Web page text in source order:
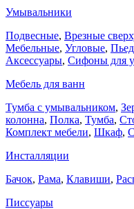
Умывальники
Подвесные, Врезные
Мебельные, Угловые,
Аксессуары, Сифоны для
Мебель для ванн
Тумба с умывальником,
колонна, Полка, Тумба,
Комплект мебели, Шкаф,
Инсталляции
Бачок, Рама, Клавиши,
Писсуары